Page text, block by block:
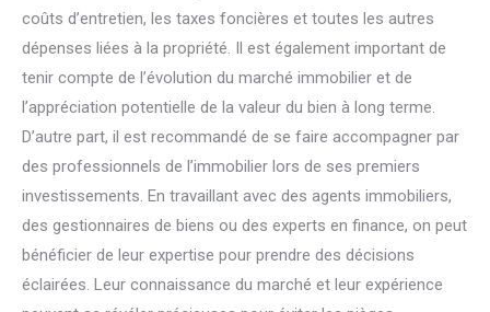
coûts d’entretien, les taxes foncières et toutes les autres
dépenses liées à la propriété. Il est également important de
tenir compte de l’évolution du marché immobilier et de
l’appréciation potentielle de la valeur du bien à long terme.
D’autre part, il est recommandé de se faire accompagner par
des professionnels de l’immobilier lors de ses premiers
investissements. En travaillant avec des agents immobiliers,
des gestionnaires de biens ou des experts en finance, on peut
bénéficier de leur expertise pour prendre des décisions
éclairées. Leur connaissance du marché et leur expérience